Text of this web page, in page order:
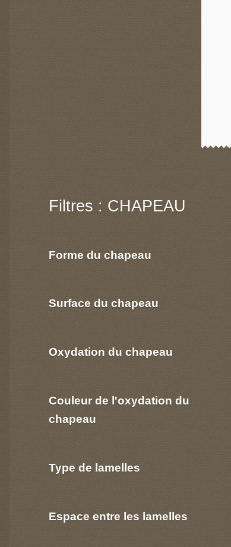
Filtres : CHAPEAU
Forme du chapeau
Surface du chapeau
Oxydation du chapeau
Couleur de l'oxydation du
chapeau
Type de lamelles
Espace entre les lamelles